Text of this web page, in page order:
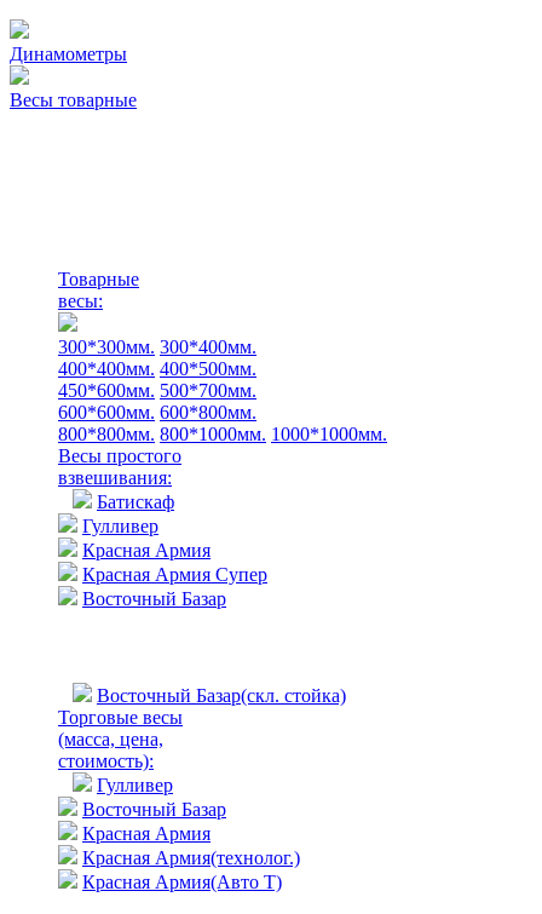
Динамометры
Весы товарные
Товарные
весы:
300*300мм. 300*400мм.
400*400мм. 400*500мм.
450*600мм. 500*700мм.
600*600мм. 600*800мм.
800*800мм. 800*1000мм. 1000*1000мм.
Весы простого
взвешивания:
Батискаф
Гулливер
Красная Армия
Красная Армия Супер
Восточный Базар
Восточный Базар(скл. стойка)
Торговые весы
(масса, цена,
стоимость):
Гулливер
Восточный Базар
Красная Армия
Красная Армия(технолог.)
Красная Армия(Авто Т)